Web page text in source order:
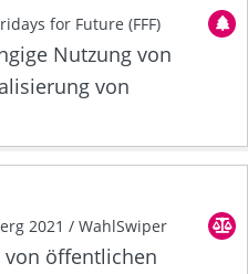
for Future (FFF)
Nutzung von
von
2021 / WahlSwiper
von öffentlichen